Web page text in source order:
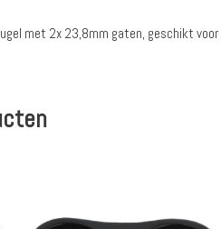
met 2x 23,8mm gaten, geschikt voor